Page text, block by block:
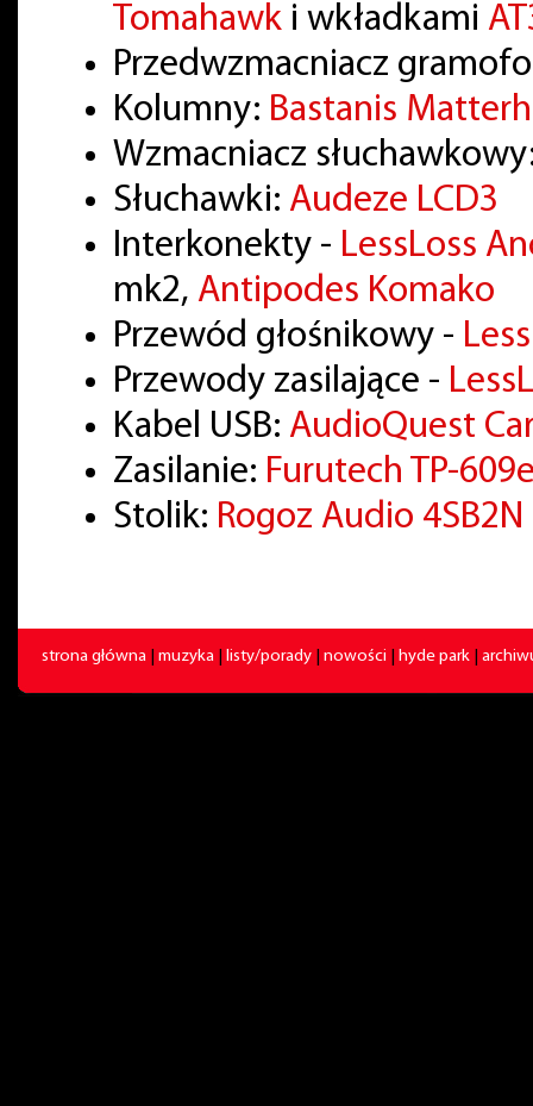
Tomahawk i wkładkami
Przedwzmacniacz
Kolumny: Bastanis
Wzmacniacz
Słuchawki: Audeze LCD3
Interkonekty - LessLoss
mk2, Antipodes Komako
Przewód głośnikowy -
Przewody zasilające -
Kabel USB: AudioQuest
Zasilanie: Furutech TP-
Stolik: Rogoz Audio 4SB2N
strona główna muzyka listy/porady nowości hyde park